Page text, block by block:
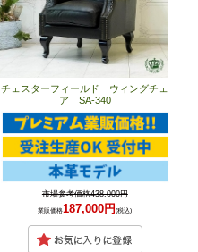
チェスターフィールド ウィングチェ
ア SA-340
市場参考価格438,000円
業販価格187,000円(税込)